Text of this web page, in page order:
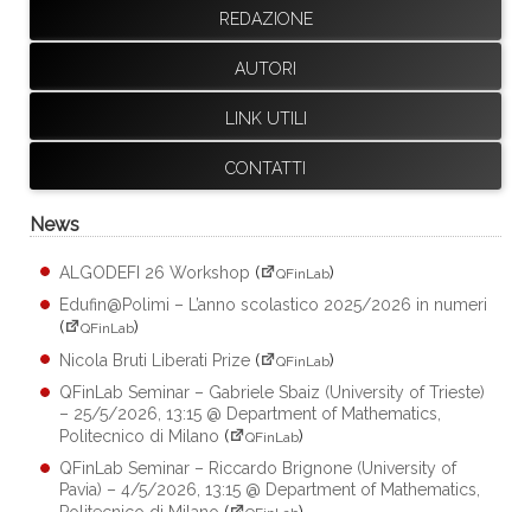
REDAZIONE
AUTORI
LINK UTILI
CONTATTI
News
ALGODEFI 26 Workshop ( QFinLab)
Edufin@Polimi – L’anno scolastico 2025/2026 in numeri
(
QFinLab)
Nicola Bruti Liberati Prize ( QFinLab)
QFinLab Seminar – Gabriele Sbaiz (University of Trieste)
– 25/5/2026, 13:15 @ Department of Mathematics,
Politecnico di Milano ( QFinLab)
QFinLab Seminar – Riccardo Brignone (University of
Pavia) – 4/5/2026, 13:15 @ Department of Mathematics,